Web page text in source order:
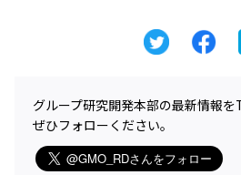
グループ研究開発本部の最新情報を
ぜひフォローください。